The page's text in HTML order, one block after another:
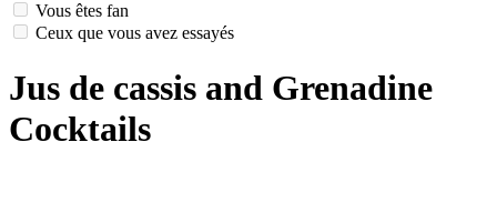
Vous êtes fan
Ceux que vous avez essayés
Jus de cassis and Grenadine
Cocktails